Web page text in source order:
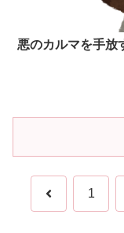
悪のカルマを手
前 1